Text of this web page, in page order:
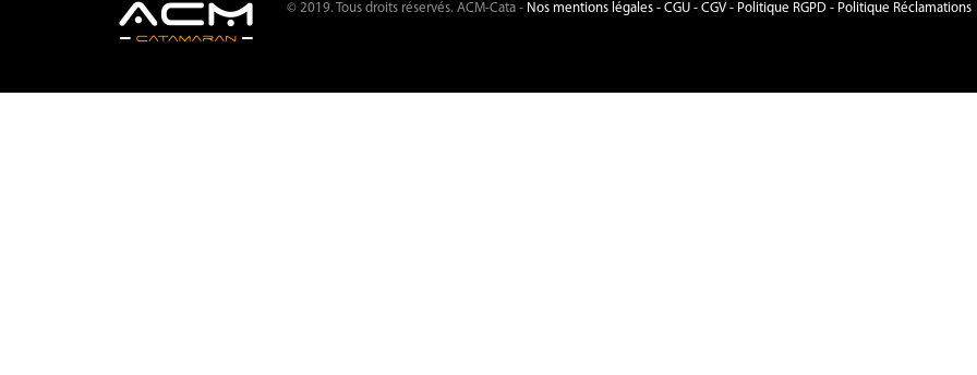
© 2019. Tous droits réservés. ACM-Cata - Nos mentions légales - CGU - CGV - Politique RGPD - Politique Réclamations